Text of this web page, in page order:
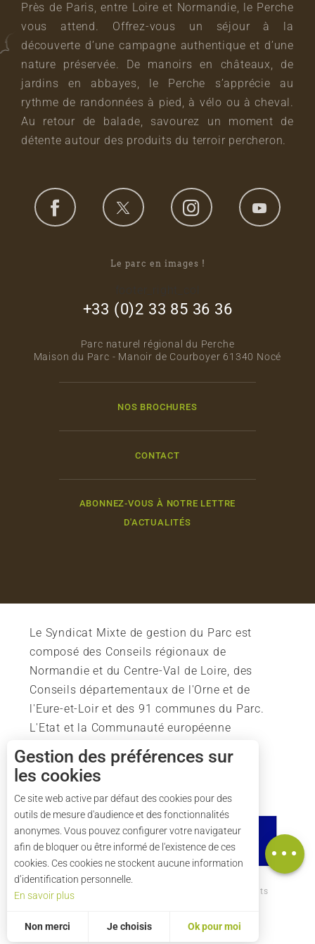
Description
Carte
Près de Paris, entre Loire et Normandie, le Perche
vous attend. Offrez-vous un séjour à la
découverte d’une campagne authentique et d’une
nature préservée. De manoirs en châteaux, de
jardins en abbayes, le Perche s’apprécie au
rythme de randonnées à pied, à vélo ou à cheval.
Au retour de balade, savourez un moment de
détente autour des produits du terroir percheron.
Le parc en images !
+33 (0)2 33 85 36 36
Parc naturel régional du Perche
Maison du Parc - Manoir de Courboyer 61340 Nocé
NOS BROCHURES
CONTACT
ABONNEZ-VOUS À NOTRE LETTRE
D'ACTUALITÉS
Le Syndicat Mixte de gestion du Parc est
composé des Conseils régionaux de
Normandie et du Centre-Val de Loire, des
Conseils départementaux de l'Orne et de
l'Eure-et-Loir et des 91 communes du Parc.
L'Etat et la Communauté européenne
soutiennent également l'action du Parc.
Comment venir ? Crédits
Gestion des préférences sur
les cookies
Ce site web active par défaut des cookies pour des
outils de mesure d'audience et des fonctionnalités
anonymes. Vous pouvez configurer votre navigateur
afin de bloquer ou être informé de l'existence de ces
cookies. Ces cookies ne stockent aucune information
d’identification personnelle.
En savoir plus
Non merci Je choisis Ok pour moi